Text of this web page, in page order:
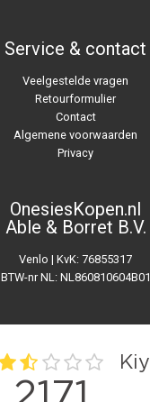
Service & contact
Veelgestelde vragen
Retourformulier
Contact
Algemene voorwaarden
Privacy
OnesiesKopen.nl
Able & Borret B.V.
Venlo | KvK: 76855317
BTW-nr NL: NL860810604B01